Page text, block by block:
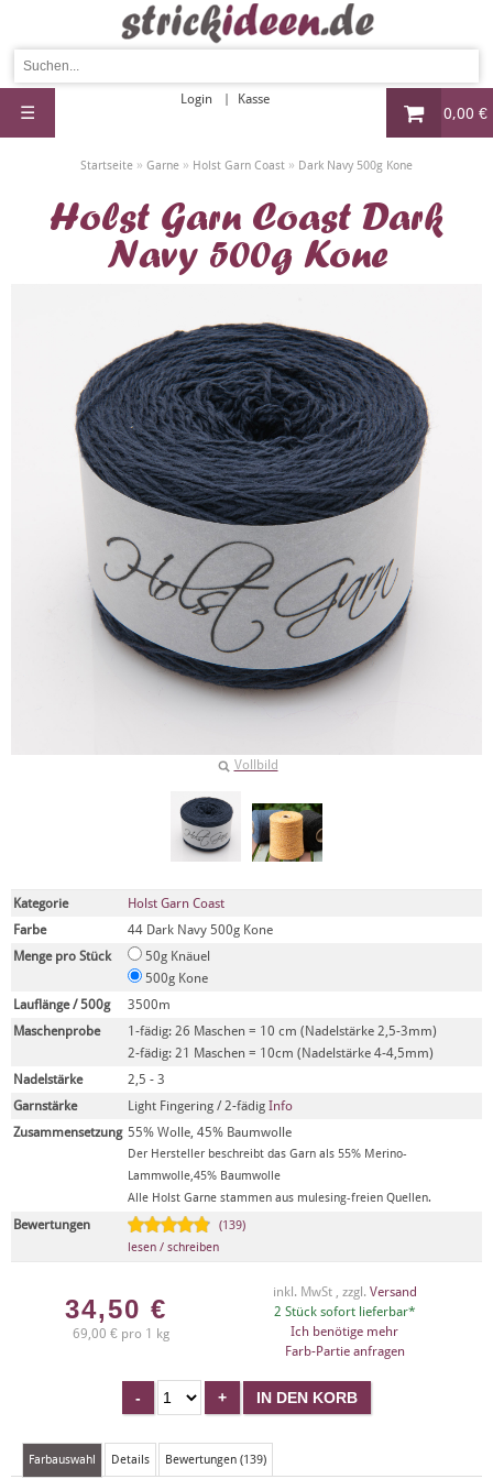
0,00 €
Login Kasse
☰
Startseite » Garne » Holst Garn Coast » Dark Navy 500g Kone
Holst Garn Coast Dark
Navy 500g Kone
Vollbild
Kategorie
Holst Garn Coast
Farbe
44 Dark Navy 500g Kone
Menge pro Stück
50g Knäuel
500g Kone
Lauflänge / 500g
3500m
Maschenprobe
1-fädig: 26 Maschen = 10 cm (Nadelstärke 2,5-3mm)
2-fädig: 21 Maschen = 10cm (Nadelstärke 4-4,5mm)
Nadelstärke
2,5 - 3
Garnstärke
Light Fingering / 2-fädig Info
Zusammensetzung 55% Wolle, 45% Baumwolle
Der Hersteller beschreibt das Garn als 55% Merino-
Lammwolle,45% Baumwolle
Alle Holst Garne stammen aus mulesing-freien Quellen.
Bewertungen
(139)
lesen / schreiben
34,50 €
69,00 € pro 1 kg
inkl. MwSt , zzgl. Versand
2 Stück sofort lieferbar*
Ich benötige mehr
Farb-Partie anfragen
Farbauswahl Details Bewertungen (139)